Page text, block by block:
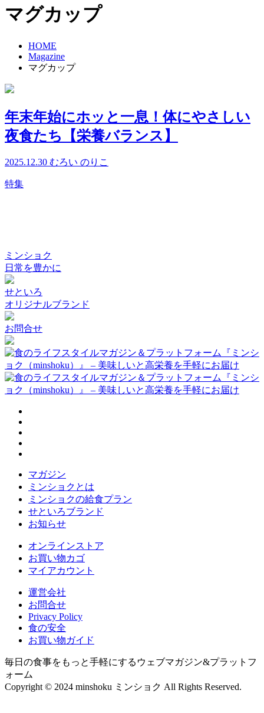
マグカップ
HOME
Magazine
マグカップ
年末年始にホッと一息！体にやさしい
夜食たち【栄養バランス】
2025.12.30 むろい のりこ
特集
ミンショク
日常を豊かに
せといろ
オリジナルブランド
お問合せ
マガジン
ミンショクとは
ミンショクの給食プラン
せといろブランド
お知らせ
オンラインストア
お買い物カゴ
マイアカウント
運営会社
お問合せ
Privacy Policy
食の安全
お買い物ガイド
毎日の食事をもっと手軽にするウェブマガジン&プラットフ
ォーム
Copyright © 2024 minshoku ミンショク All Rights Reserved.